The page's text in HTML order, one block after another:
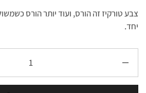
צבע טורקיז זה הורס, ועוד יותר הורס
יחד.